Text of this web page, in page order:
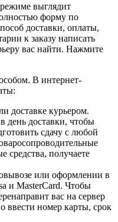
выглядит
форму по
доставки, оплаты,
к заказу написать
вас найти. Нажмите
В интернет-
доставке курьером.
день доставки, чтобы
сдачу с любой
средства, получаете
или оформлении в
и MasterCard. Чтобы
вас на сервер
ввести номер карты, срок